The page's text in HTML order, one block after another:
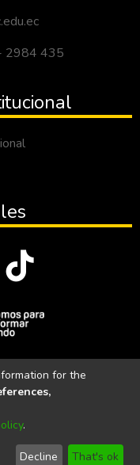
2984 435
del Carchi
| Acreditada por el
33-CACES-2020
for the
.
Decline That's ok